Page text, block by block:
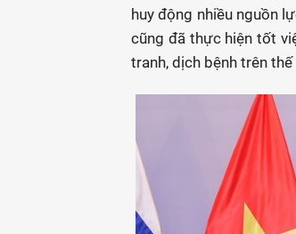
huy động nhiều nguồn
cũng đã thực hiện tốt
tranh, dịch bệnh trên thế